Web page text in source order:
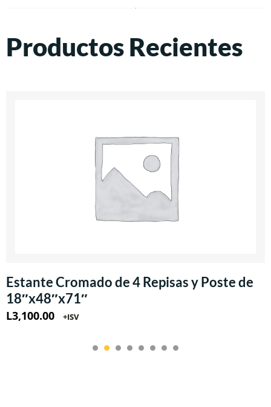
Productos Recientes
Estante Cromado de 4 Repisas y Poste de
18″x48″x71″
L3,100.00 +ISV